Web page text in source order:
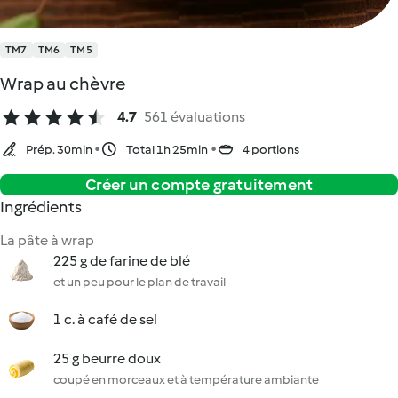
TM7 TM6 TM5
Wrap au chèvre
4.7 561 évaluations
Prép. 30min Total 1h 25min 4 portions
Créer un compte gratuitement
Ingrédients
La pâte à wrap
225 g de farine de blé
et un peu pour le plan de travail
1 c. à café de sel
25 g beurre doux
coupé en morceaux et à température ambiante